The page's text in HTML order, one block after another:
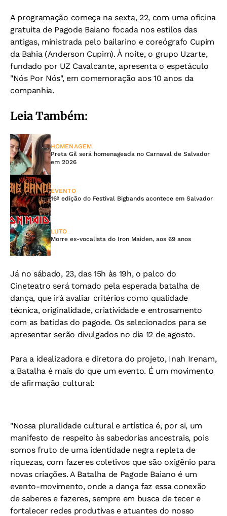
A programação começa na sexta, 22, com uma oficina
gratuita de Pagode Baiano focada nos estilos das
antigas, ministrada pelo bailarino e coreógrafo Cupim
da Bahia (Anderson Cupim). À noite, o grupo Uzarte,
fundado por UZ Cavalcante, apresenta o espetáculo
"Nós Por Nós", em comemoração aos 10 anos da
companhia.
Leia Também:
HOMENAGEM
Preta Gil será homenageada no Carnaval de Salvador
em 2026
EVENTO
16ª edição do Festival Bigbands acontece em Salvador
LUTO
Morre ex-vocalista do Iron Maiden, aos 69 anos
Já no sábado, 23, das 15h às 19h, o palco do
Cineteatro será tomado pela esperada batalha de
dança, que irá avaliar critérios como qualidade
técnica, originalidade, criatividade e entrosamento
com as batidas do pagode. Os selecionados para se
apresentar serão divulgados no dia 12 de agosto.
Para a idealizadora e diretora do projeto, Inah Irenam,
a Batalha é mais do que um evento. É um movimento
de afirmação cultural:
"Nossa pluralidade cultural e artística é, por si, um
manifesto de respeito às sabedorias ancestrais, pois
somos fruto de uma identidade negra repleta de
riquezas, com fazeres coletivos que são oxigênio para
novas criações. A Batalha de Pagode Baiano é um
evento-movimento, onde a dança faz essa conexão
de saberes e fazeres, sempre em busca de tecer e
fortalecer redes produtivas e atuantes do nosso